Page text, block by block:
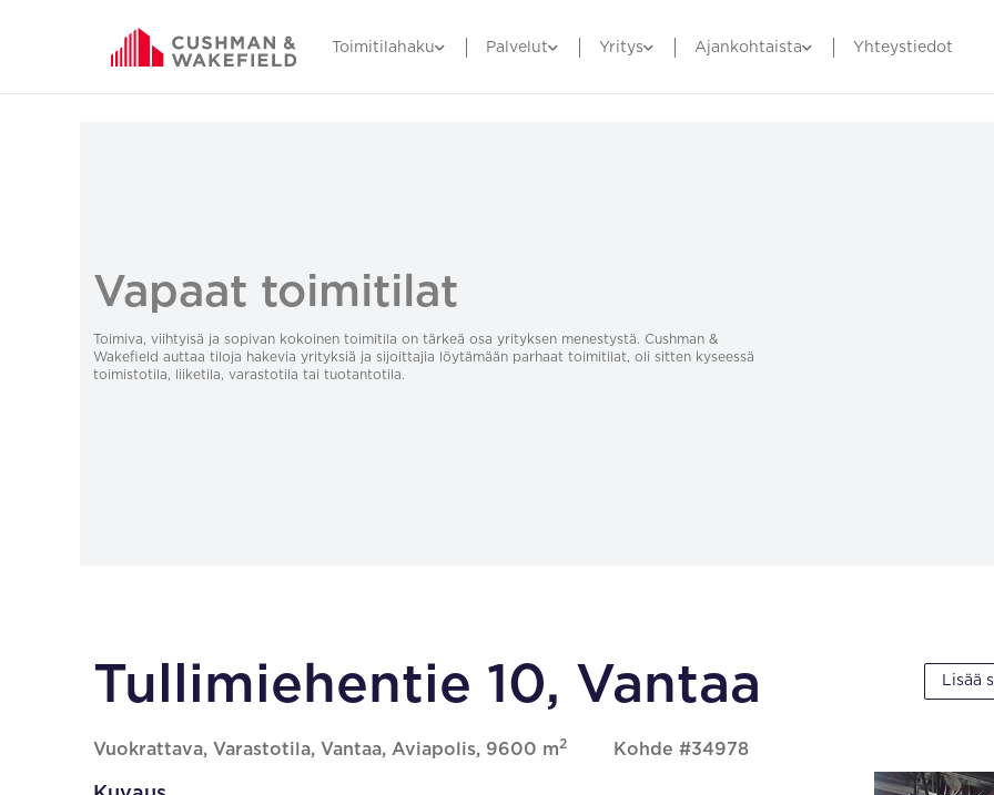
Toimitilahaku Palvelut Yritys Ajankohtaista Yhteystiedot
Vapaat toimitilat
Toimiva, viihtyisä ja sopivan kokoinen toimitila on tärkeä osa yrityksen menestystä. Cushman &
Wakefield auttaa tiloja hakevia yrityksiä ja sijoittajia löytämään parhaat toimitilat, oli sitten kyseessä
toimistotila, liiketila, varastotila tai tuotantotila.
Tullimiehentie 10, Vantaa
Vuokrattava, Varastotila, Vantaa, Aviapolis, 9600 m2 Kohde #34978
Lisää